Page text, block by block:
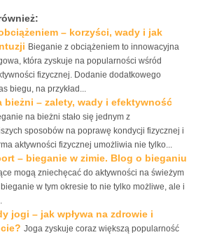
– korzyści, wady i jak
Bieganie z obciążeniem to innowacyjna
która zyskuje na popularności wśród
fizycznej. Dodanie dodatkowego
biegu, na przykład...
bieżni – zalety, wady i efektywność
na bieżni stało się jednym z
sposobów na poprawę kondycji fizycznej i
aktywności fizycznej umożliwia nie tylko...
– bieganie w zimie. Blog o bieganiu
mogą zniechęcać do aktywności na świeżym
w tym okresie to nie tylko możliwe, ale i
jogi – jak wpływa na zdrowie i
Joga zyskuje coraz większą popularność